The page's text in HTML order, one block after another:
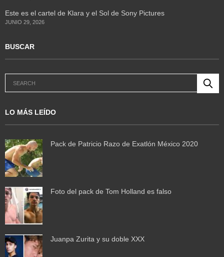
Este es el cartel de Klara y el Sol de Sony Pictures
JUNIO 29, 2026
BUSCAR
LO MÁS LEÍDO
Pack de Patricio Razo de Exatlón México 2020
Foto del pack de Tom Holland es falso
Juanpa Zurita y su doble XXX